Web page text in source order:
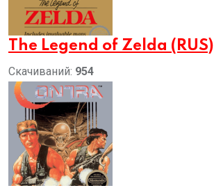
The Legend of Zelda (RUS)
Скачиваний: 954